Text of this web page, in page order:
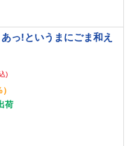
っ!というまにごま和え
)
荷